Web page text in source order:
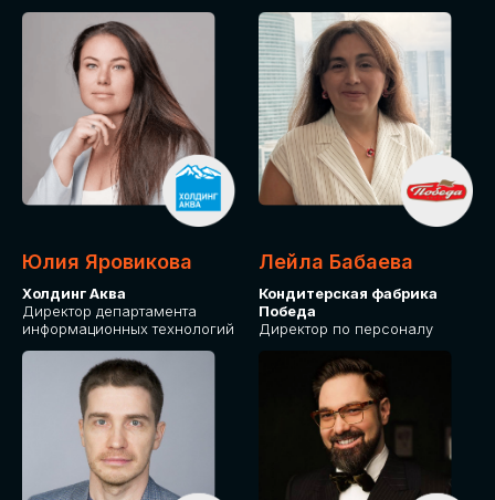
Юлия Яровикова
Холдинг Аква
Директор департамента
информационных технологий
Лейла Бабаева
Кондитерская фабрика
Победа
Директор по персоналу